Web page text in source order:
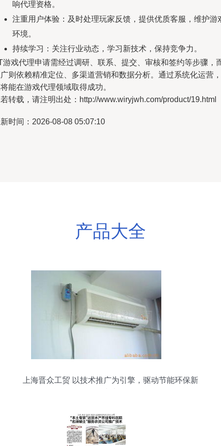
响代理资格。
注重用户体验：及时处理玩家反馈，提供优质客服，维护游
环境。
持续学习：关注行业动态，学习新技术，保持竞争力。
游戏代理申请需经过调研、联系、提交、审核和签约等步骤，
则依赖精准定位、多渠道营销和数据分析。通过系统化运营，
能在游戏代理领域取得成功。
转载，请注明出处：http://www.wiryjwh.com/product/19.html
时间：2026-08-08 05:07:10
产品大全
上海晋众工贸 以技术推广为引擎，驱动节能环保新